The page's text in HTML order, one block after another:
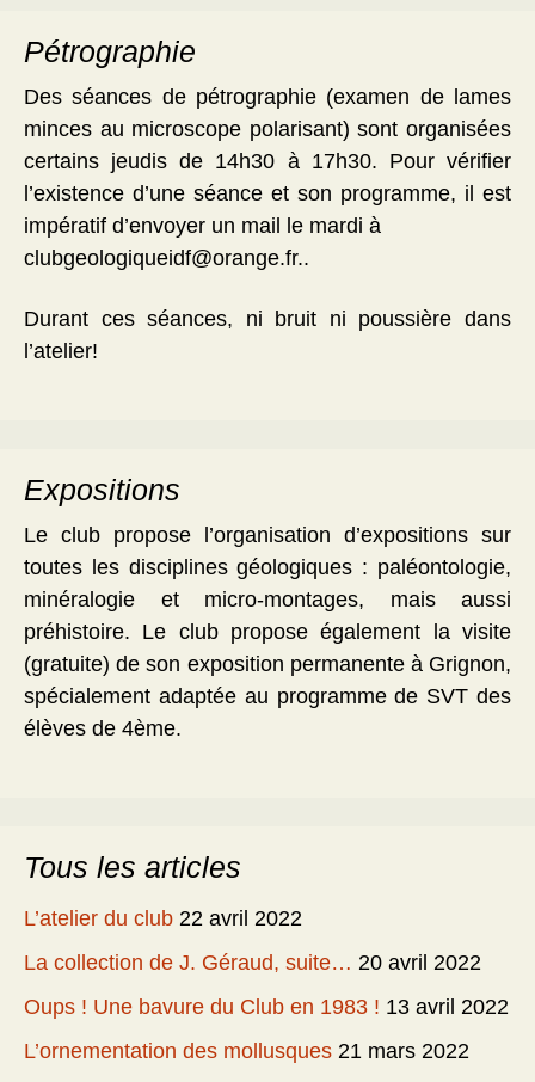
Pétrographie
Des séances de pétrographie (examen de lames
minces au microscope polarisant) sont organisées
certains jeudis de 14h30 à 17h30. Pour vérifier
l’existence d’une séance et son programme, il est
impératif d’envoyer un mail le mardi à
clubgeologiqueidf@orange.fr..
Durant ces séances, ni bruit ni poussière dans
l’atelier!
Expositions
Le club propose l’organisation d’expositions sur
toutes les disciplines géologiques : paléontologie,
minéralogie et micro-montages, mais aussi
préhistoire. Le club propose également la visite
(gratuite) de son exposition permanente à Grignon,
spécialement adaptée au programme de SVT des
élèves de 4ème.
Tous les articles
L’atelier du club 22 avril 2022
La collection de J. Géraud, suite… 20 avril 2022
Oups ! Une bavure du Club en 1983 ! 13 avril 2022
L’ornementation des mollusques 21 mars 2022